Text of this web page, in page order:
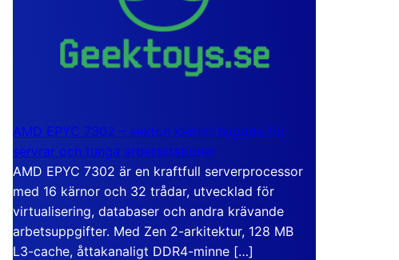
AMD EPYC 7302 – sexton kärnor byggda för
servrar och tunga arbetsstationer
AMD EPYC 7302 är en kraftfull serverprocessor
med 16 kärnor och 32 trådar, utvecklad för
virtualisering, databaser och andra krävande
arbetsuppgifter. Med Zen 2-arkitektur, 128 MB
L3-cache, åttakanaligt DDR4-minne […]